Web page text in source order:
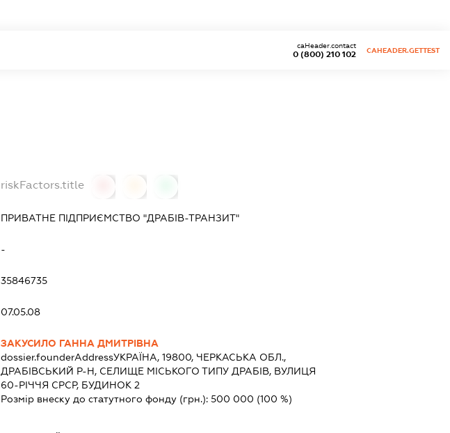
0 (800) 210 102
caHeader.contact
CAHEADER.GETTEST
riskFactors.title
ПРИВАТНЕ ПІДПРИЄМСТВО "ДРАБІВ-ТРАНЗИТ"
-
35846735
07.05.08
ЗАКУСИЛО ГАННА ДМИТРІВНА
dossier.founderAddressУКРАЇНА, 19800, ЧЕРКАСЬКА ОБЛ.,
ДРАБІВСЬКИЙ Р-Н, СЕЛИЩЕ МІСЬКОГО ТИПУ ДРАБІВ, ВУЛИЦЯ
60-РІЧЧЯ СРСР, БУДИНОК 2
Розмір внеску до статутного фонду (грн.): 500 000 (100 %)